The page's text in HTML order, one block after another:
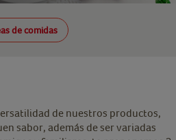
de comidas
de nuestros productos,
sabor, además de ser variadas